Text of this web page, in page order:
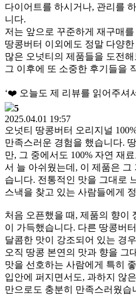
다이어트를 하시거나, 관리를
니다.
저는 앞으로 꾸준하게 재구매
땅콩버터 이외에도 정말 다양
많은 오넛티의 제품들을 도전
그 이후에 또 소중한 후기들을
‘❤️ 오늘도 제 리뷰를 읽어주셔
5
2025.04.01 19:57
오넛티 땅콩버터 오리지널
만족스러운 경험을 했습니다.
만, 그 중에서도 100% 자연 재
서 늘 아쉬웠는데, 이 제품은
습니다. 전통적인 맛을 그대로
스낵을 찾고 있는 사람들에게
처음 오픈했을 때, 제품의 향이
이 가득했습니다. 다른 땅콩버
달콤한 맛이 강조되어 있는 경
오직 땅콩 본연의 맛과 향을 그
맛을 선호하는 사람에게 특히
입안에 퍼지면서도, 과하지 않
만으로도 충분히 만족스러웠습